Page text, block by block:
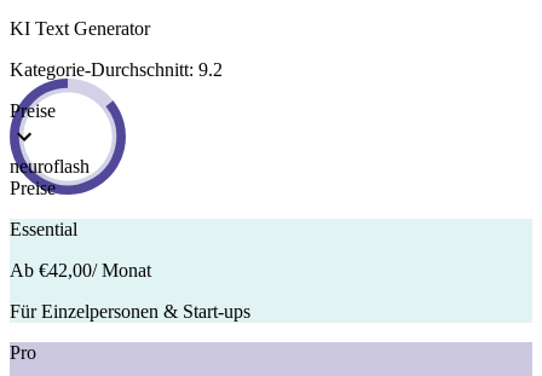
KI Text Generator
Kategorie-Durchschnitt: 9.2
Preise
neuroflash
Preise
Essential
Ab €42,00/ Monat
Für Einzelpersonen & Start-ups
Pro